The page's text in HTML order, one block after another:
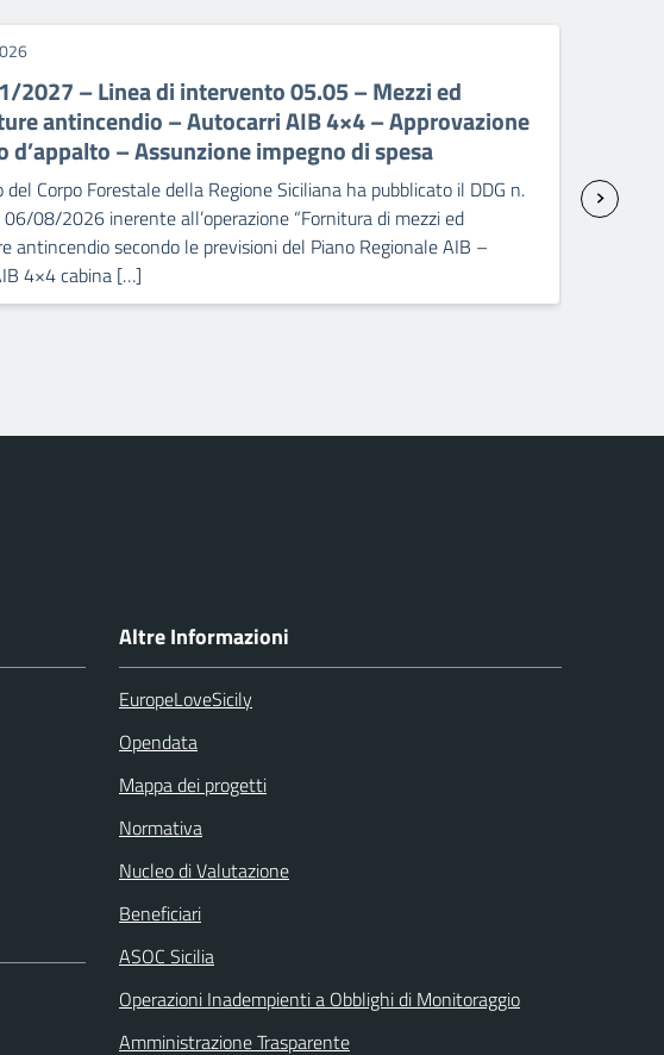
2027 – Linea di intervento 05.05 – Mezzi ed
antincendio – Autocarri AIB 4×4 – Approvazione
– Assunzione impegno di spesa
del Corpo Forestale della Regione Siciliana ha pubblicato il DDG n.
08/2026 inerente all’operazione “Fornitura di mezzi ed
antincendio secondo le previsioni del Piano Regionale AIB –
4×4 cabina […]
Altre Informazioni
EuropeLoveSicily
Opendata
Mappa dei progetti
Normativa
Nucleo di Valutazione
Beneficiari
ASOC Sicilia
Operazioni Inadempienti a Obblighi di Monitoraggio
Amministrazione Trasparente